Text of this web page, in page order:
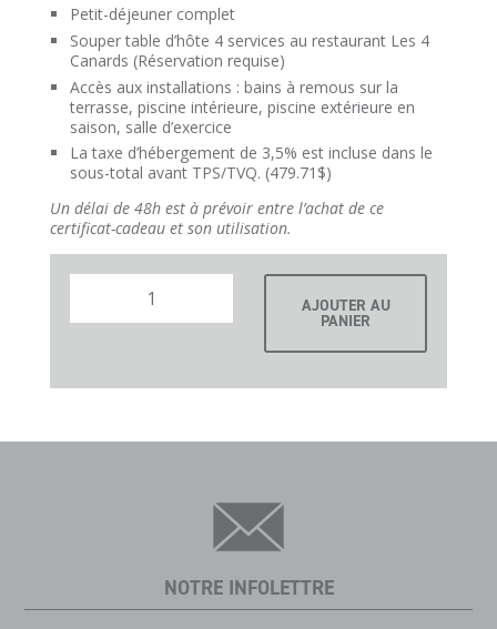
Petit-déjeuner complet
Souper table d’hôte 4 services au restaurant Les 4
Canards (Réservation requise)
Accès aux installations : bains à remous sur la
terrasse, piscine intérieure, piscine extérieure en
saison, salle d’exercice
La taxe d’hébergement de 3,5% est incluse dans le
sous-total avant TPS/TVQ. (479.71$)
Un délai de 48h est à prévoir entre l’achat de ce
certificat-cadeau et son utilisation.
AJOUTER AU
PANIER
NOTRE INFOLETTRE